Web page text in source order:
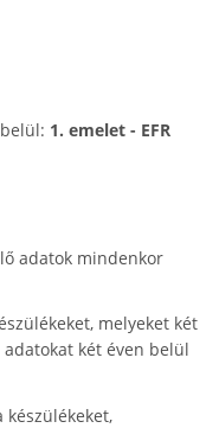
1. emelet - EFR
adatok mindenkor
melyeket két
két éven belül
készülékeket,